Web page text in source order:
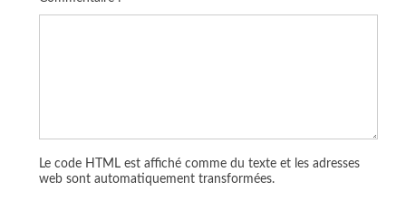
Le code HTML est affiché comme du texte et les adresses
web sont automatiquement transformées.